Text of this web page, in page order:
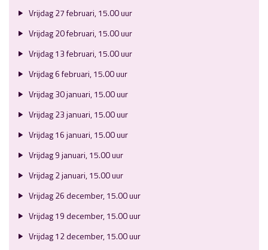
Vrijdag 27 februari, 15.00 uur
Vrijdag 20 februari, 15.00 uur
Vrijdag 13 februari, 15.00 uur
Vrijdag 6 februari, 15.00 uur
Vrijdag 30 januari, 15.00 uur
Vrijdag 23 januari, 15.00 uur
Vrijdag 16 januari, 15.00 uur
Vrijdag 9 januari, 15.00 uur
Vrijdag 2 januari, 15.00 uur
Vrijdag 26 december, 15.00 uur
Vrijdag 19 december, 15.00 uur
Vrijdag 12 december, 15.00 uur